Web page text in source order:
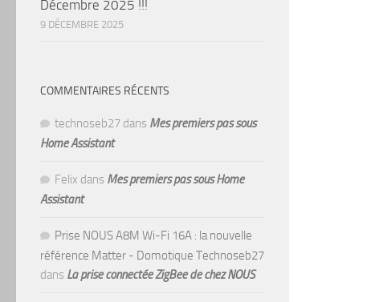
Décembre 2025 !!!
9 DÉCEMBRE 2025
COMMENTAIRES RÉCENTS
technoseb27 dans Mes premiers pas sous
Home Assistant
Felix dans Mes premiers pas sous Home
Assistant
Prise NOUS A8M Wi-Fi 16A : la nouvelle
référence Matter - Domotique Technoseb27
dans La prise connectée ZigBee de chez NOUS